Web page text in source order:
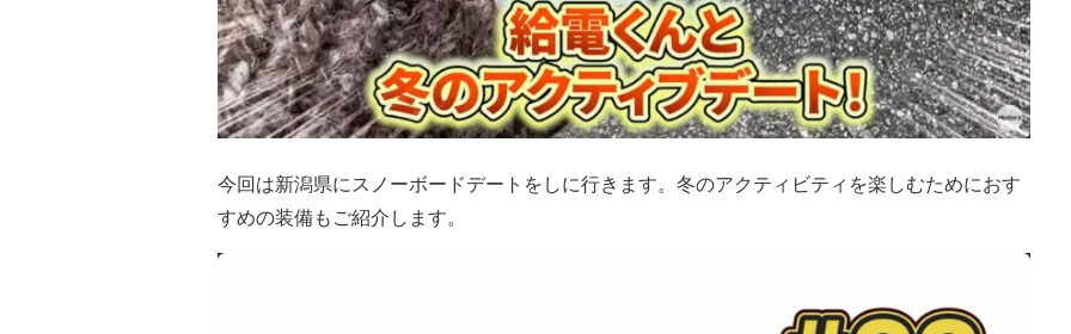
今回は新潟県にスノーボードデートをしに行きます。冬のアクティビティを楽しむためにおす
すめの装備もご紹介します。